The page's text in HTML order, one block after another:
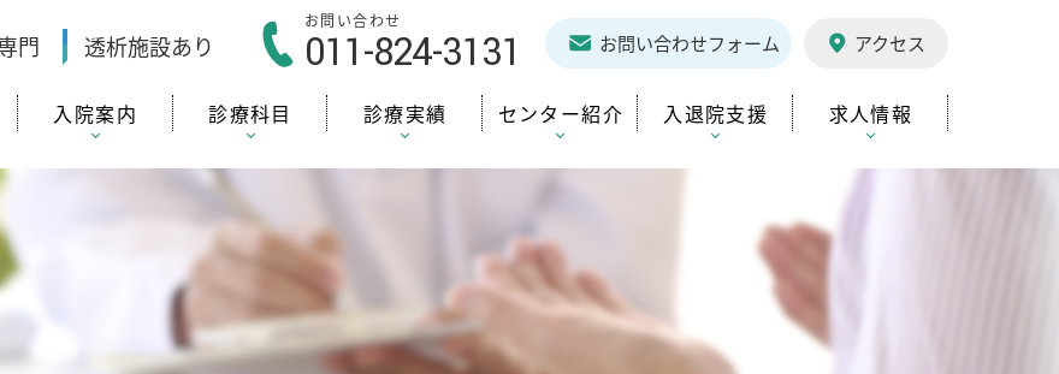
門 透析施設あり
お問い合わせ
011-824-3131 お問い合わせフォーム アクセス
入院案内 診療科目 診療実績 センター紹介 入退院支援 求人情報